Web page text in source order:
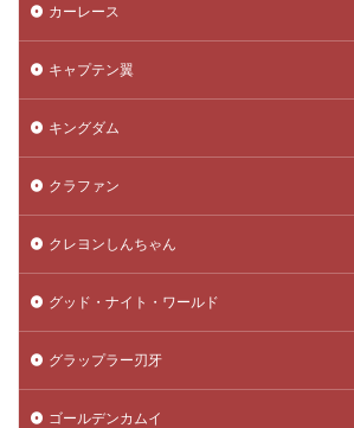
カーレース
キャプテン翼
キングダム
クラファン
クレヨンしんちゃん
グッド・ナイト・ワールド
グラップラー刃牙
ゴールデンカムイ